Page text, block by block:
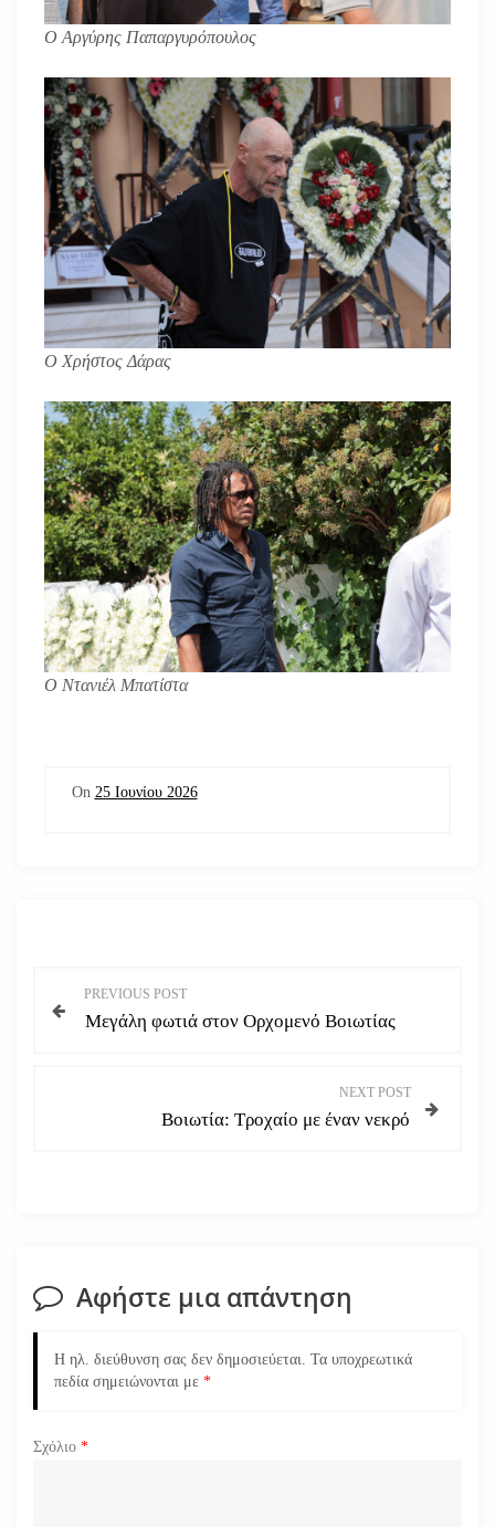
Ο Αργύρης Παπαργυρόπουλος
Ο Χρήστος Δάρας
Ο Ντανιέλ Μπατίστα
On 25 Ιουνίου 2026
σ
η
ρ
PREVIOUS POST
Μεγάλη φωτιά στον Ορχομενό Βοιωτίας
NEXT POST
Βοιωτία: Τροχαίο με έναν νεκρό
Αφήστε μια απάντηση
Η ηλ. διεύθυνση σας δεν δημοσιεύεται. Τα υποχρεωτικά
πεδία σημειώνονται με *
Σχόλιο *